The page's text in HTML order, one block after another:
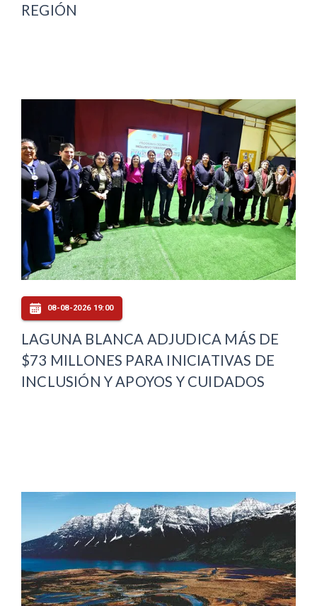
REGIÓN
08-08-2026 19:00
LAGUNA BLANCA ADJUDICA MÁS DE
$73 MILLONES PARA INICIATIVAS DE
INCLUSIÓN Y APOYOS Y CUIDADOS